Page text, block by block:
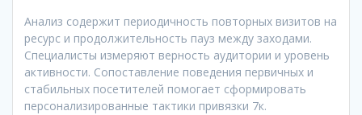
Анализ содержит периодичность повторных визитов на
ресурс и продолжительность пауз между заходами.
Специалисты измеряют верность аудитории и уровень
активности. Сопоставление поведения первичных и
стабильных посетителей помогает сформировать
персонализированные тактики привязки 7к.